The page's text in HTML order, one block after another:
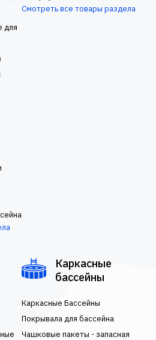
для
Смотреть все товары раздела
Каркасные
бассейны
Каркасные Бассейны
Покрывала для бассейна
Чашковые пакеты - запасная